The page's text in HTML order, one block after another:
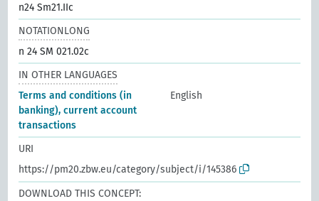
n24 Sm21.IIc
NOTATIONLONG
n 24 SM 021.02c
IN OTHER LANGUAGES
Terms and conditions (in
banking), current account
transactions
English
URI
https://pm20.zbw.eu/category/subject/i/145386
DOWNLOAD THIS CONCEPT: